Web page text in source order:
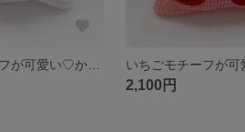
いちごモチーフが可愛い♡かぎ針編みファスナーポーチ ホワイト
2,100円